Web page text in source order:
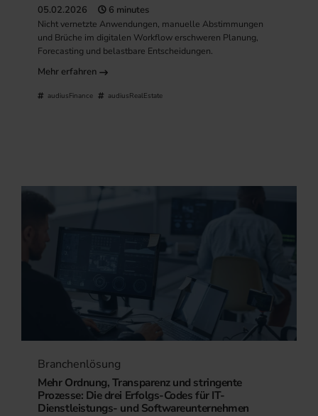
05.02.2026 6 minutes
Nicht vernetzte Anwendungen, manuelle Abstimmungen
und Brüche im digitalen Workflow erschweren Planung,
Forecasting und belastbare Entscheidungen.
Mehr erfahren
audiusFinance audiusRealEstate
Branchenlösung
Mehr Ordnung, Transparenz und stringente
Prozesse: Die drei Erfolgs-Codes für IT-
Dienstleistungs- und Softwareunternehmen